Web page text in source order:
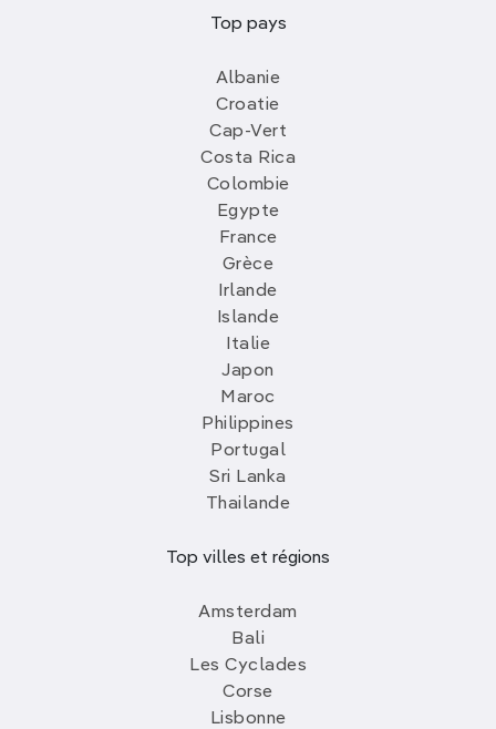
Top pays
Albanie
Croatie
Cap-Vert
Costa Rica
Colombie
Egypte
France
Grèce
Irlande
Islande
Italie
Japon
Maroc
Philippines
Portugal
Sri Lanka
Thailande
Top villes et régions
Amsterdam
Bali
Les Cyclades
Corse
Lisbonne